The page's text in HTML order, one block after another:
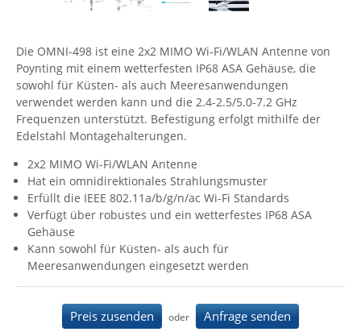
Guntermann & Drunck
High Sec Labs
HW group
Icron
IEC Lock
Ihse
Kerlink
Kramer Electronics
KVM TEC
Legrand
LigoWave
Die OMNI-498 ist eine 2x2 MIMO Wi-Fi/WLAN Antenne von
Poynting mit einem wetterfesten IP68 ASA Gehäuse, die
sowohl für Küsten- als auch Meeresanwendungen
verwendet werden kann und die 2.4-2.5/5.0-7.2 GHz
Frequenzen unterstützt. Befestigung erfolgt mithilfe der
Edelstahl Montagehalterungen.
2x2 MIMO Wi-Fi/WLAN Antenne
Hat ein omnidirektionales Strahlungsmuster
Erfüllt die IEEE 802.11a/b/g/n/ac Wi-Fi Standards
Verfügt über robustes und ein wetterfestes IP68 ASA
Gehäuse
Kann sowohl für Küsten- als auch für
Meeresanwendungen eingesetzt werden
Preis zusenden oder Anfrage senden